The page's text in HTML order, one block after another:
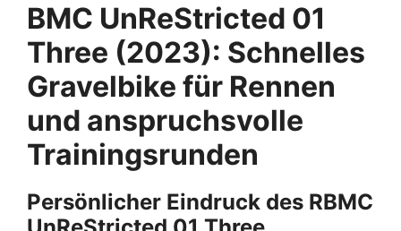
BMC UnReStricted 01
Three (2023): Schnelles
Gravelbike für Rennen
und anspruchsvolle
Trainingsrunden
Persönlicher Eindruck des RBMC